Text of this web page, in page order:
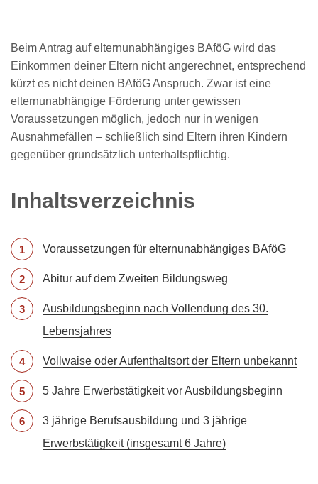
Beim Antrag auf elternunabhängiges BAföG wird das
Einkommen deiner Eltern nicht angerechnet, entsprechend
kürzt es nicht deinen BAföG Anspruch. Zwar ist eine
elternunabhängige Förderung unter gewissen
Voraussetzungen möglich, jedoch nur in wenigen
Ausnahmefällen – schließlich sind Eltern ihren Kindern
gegenüber grundsätzlich unterhaltspflichtig.
Inhaltsverzeichnis
Voraussetzungen für elternunabhängiges BAföG
Abitur auf dem Zweiten Bildungsweg
Ausbildungsbeginn nach Vollendung des 30.
Lebensjahres
Vollwaise oder Aufenthaltsort der Eltern unbekannt
5 Jahre Erwerbstätigkeit vor Ausbildungsbeginn
3 jährige Berufsausbildung und 3 jährige
Erwerbstätigkeit (insgesamt 6 Jahre)